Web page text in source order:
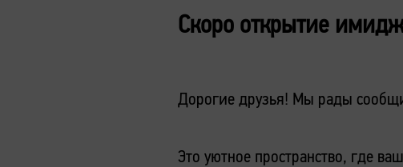
Скоро открытие
Дорогие друзья! Мы рады
Это уютное пространство, где